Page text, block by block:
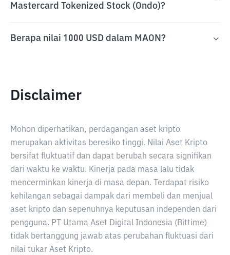
Mastercard Tokenized Stock (Ondo)?
Berapa nilai 1000 USD dalam MAON?
Disclaimer
Mohon diperhatikan, perdagangan aset kripto
merupakan aktivitas beresiko tinggi. Nilai Aset Kripto
bersifat fluktuatif dan dapat berubah secara signifikan
dari waktu ke waktu. Kinerja pada masa lalu tidak
mencerminkan kinerja di masa depan. Terdapat risiko
kehilangan sebagai dampak dari membeli dan menjual
aset kripto dan sepenuhnya keputusan independen dari
pengguna. PT Utama Aset Digital Indonesia (Bittime)
tidak bertanggung jawab atas perubahan fluktuasi dari
nilai tukar Aset Kripto.